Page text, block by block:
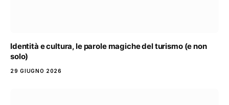
Identità e cultura, le parole magiche del turismo (e non
solo)
29 GIUGNO 2026